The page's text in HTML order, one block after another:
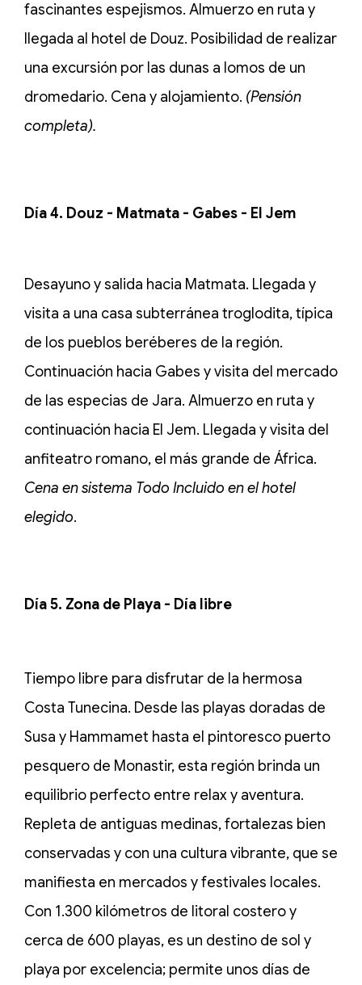
fascinantes espejismos. Almuerzo en ruta y
llegada al hotel de Douz. Posibilidad de realizar
una excursión por las dunas a lomos de un
dromedario. Cena y alojamiento. (Pensión
completa).
Día 4. Douz - Matmata - Gabes - El Jem
Desayuno y salida hacia Matmata. Llegada y
visita a una casa subterránea troglodita, típica
de los pueblos beréberes de la región.
Continuación hacia Gabes y visita del mercado
de las especias de Jara. Almuerzo en ruta y
continuación hacia El Jem. Llegada y visita del
anfiteatro romano, el más grande de África.
Cena en sistema Todo Incluido en el hotel
elegido.
Día 5. Zona de Playa - Día libre
Tiempo libre para disfrutar de la hermosa
Costa Tunecina. Desde las playas doradas de
Susa y Hammamet hasta el pintoresco puerto
pesquero de Monastir, esta región brinda un
equilibrio perfecto entre relax y aventura.
Repleta de antiguas medinas, fortalezas bien
conservadas y con una cultura vibrante, que se
manifiesta en mercados y festivales locales.
Con 1.300 kilómetros de litoral costero y
cerca de 600 playas, es un destino de sol y
playa por excelencia; permite unos días de